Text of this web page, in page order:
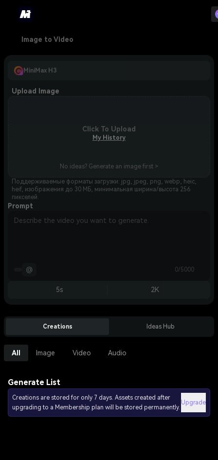
Image to Video
MiniMax H3
Upload Image
Click To Upload
My History
No ideas? Generate an image first >
Поддерживаемые форматы загрузки: jpg, jpeg, png, webp, heic,
heif, изображения до 30 МБ, минимальная ширина/высота 256
пикселей.
Prompt
@ 0/5000
5s 2K
Creations Ideas Hub
All Image Video Audio
Generate List
Creations are stored for only 7 days. Assets created after
upgrading to a Membership plan will be stored permanently.
Upgrade